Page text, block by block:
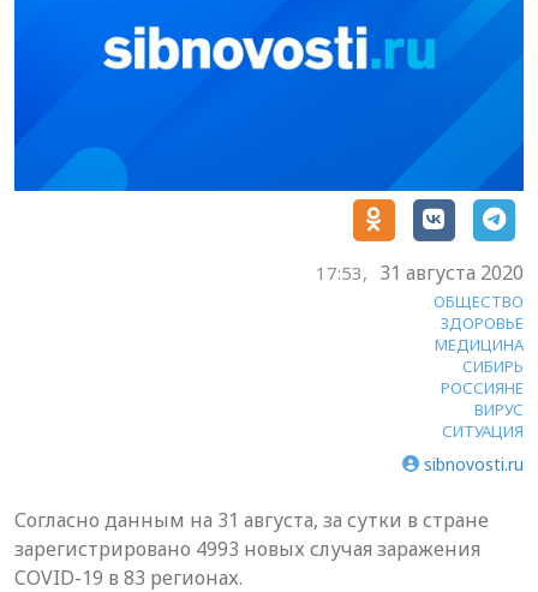
17:53, 31 августа 2020
ОБЩЕСТВО
ЗДОРОВЬЕ
МЕДИЦИНА
СИБИРЬ
РОССИЯНЕ
ВИРУС
СИТУАЦИЯ
sibnovosti.ru
Согласно данным на 31 августа, за сутки в стране
зарегистрировано 4993 новых случая заражения
COVID-19 в 83 регионах.